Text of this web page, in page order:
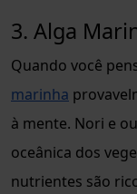
3. Alga
Quando você
marinha
à mente. Nori e
oceânica dos
nutrientes são